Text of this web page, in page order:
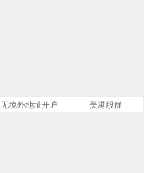
无境外地址开户 美港股群